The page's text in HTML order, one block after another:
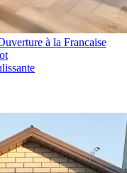
Ouverture à la Francaise